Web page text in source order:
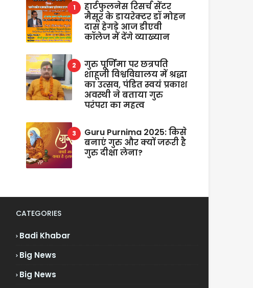
हार्टफुलनेस रिसर्च सेंटर
मैसूर के डायरेक्टर डॉ मोहन
दास हेगड़े आज डीएवी
कॉलेज में देंगे व्याख्यान
गुरु पूर्णिमा पर छत्रपति
शाहूजी विश्वविद्यालय में श्रद्धा
का उत्सव, पंडित स्वयं प्रकाश
अवस्थी ने बताया गुरु
परंपरा का महत्व
Guru Purnima 2025: किसे
बनाएं गुरु और क्यों जरूरी है
गुरु दीक्षा लेना?
CATEGORIES
Badi Khabar
Big News
Big News